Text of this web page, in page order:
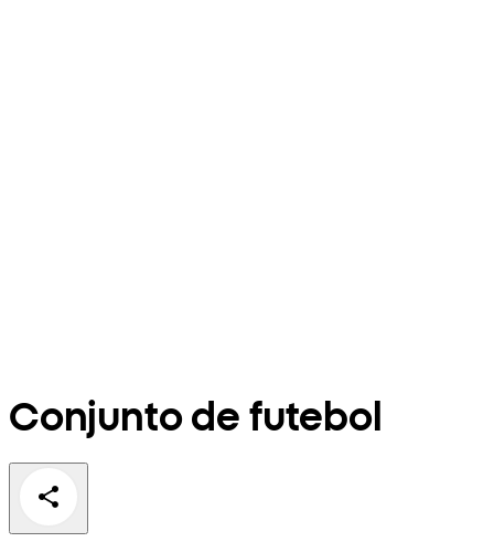
Conjunto de futebol